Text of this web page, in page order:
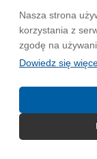
Nasza strona
korzystania z
zgodę na
Dowiedz się